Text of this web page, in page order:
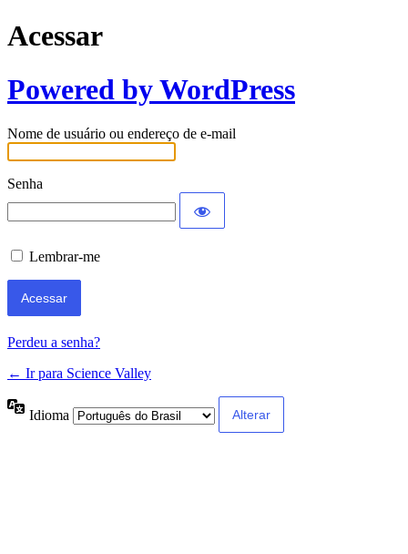
Acessar
Powered by WordPress
Nome de usuário ou endereço de e-mail
Senha
Lembrar-me
Perdeu a senha?
← Ir para Science Valley
Idioma